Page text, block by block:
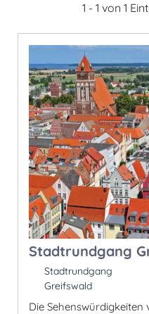
1 - 1 von 1
Stadtrundgang
Stadtrundgang
Greifswald
Die Sehenswürdigkeiten